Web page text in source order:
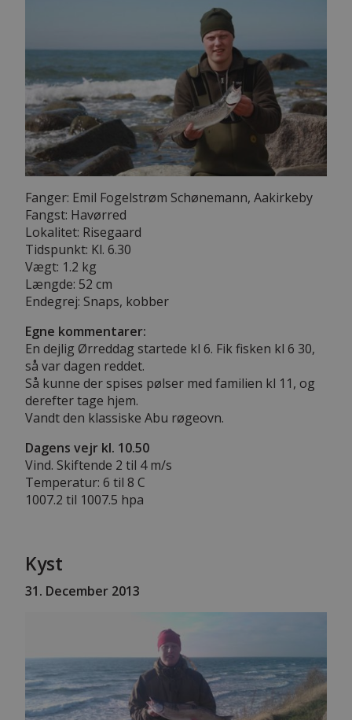
Fanger: Emil Fogelstrøm Schønemann, Aakirkeby
Fangst: Havørred
Lokalitet: Risegaard
Tidspunkt: Kl. 6.30
Vægt: 1.2 kg
Længde: 52 cm
Endegrej: Snaps, kobber
Egne kommentarer:
En dejlig Ørreddag startede kl 6. Fik fisken kl 6 30,
så var dagen reddet.
Så kunne der spises pølser med familien kl 11, og
derefter tage hjem.
Vandt den klassiske Abu røgeovn.
Dagens vejr kl. 10.50
Vind. Skiftende 2 til 4 m/s
Temperatur: 6 til 8 C
1007.2 til 1007.5 hpa
Kyst
31. December 2013